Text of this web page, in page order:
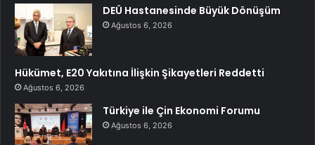
DEÜ Hastanesinde Büyük Dönüşüm
Ağustos 6, 2026
Hükümet, E20 Yakıtına İlişkin Şikayetleri Reddetti
Ağustos 6, 2026
Türkiye ile Çin Ekonomi Forumu
Ağustos 6, 2026